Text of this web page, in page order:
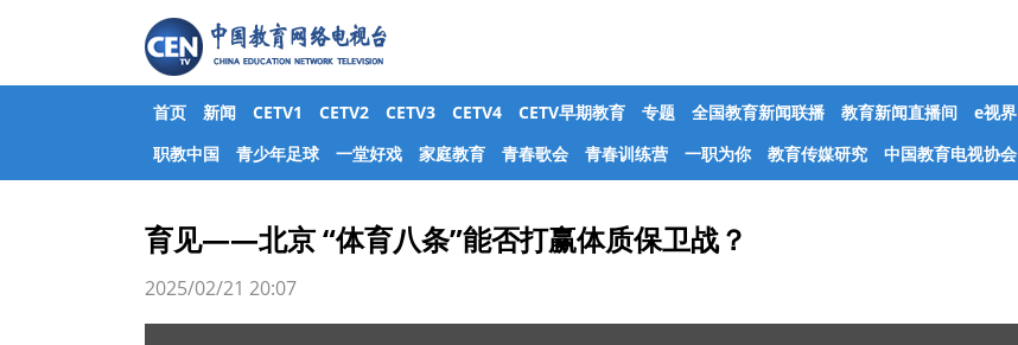
首页 新闻 CETV1 CETV2 CETV3 CETV4 CETV早期教育 专题 全国教育新闻联播 教育新闻直播间 e视界
职教中国
青少年足球 一堂好戏 家庭教育 青春歌会 青春训练营 一职为你 教育传媒研究 中国教育电视协会
育见——北京 “体育八条”能否打赢体质保卫战？
2025/02/21 20:07